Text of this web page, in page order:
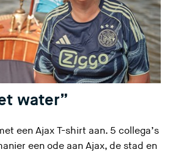
water”
een Ajax T-shirt aan. 5 collega’s
een ode aan Ajax, de stad en